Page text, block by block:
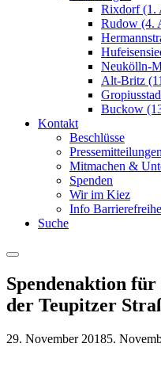
Rixdorf (1.
Rudow (4.
Neukölln-
Alt-Britz
Buckow
Kontakt
Beschlüsse
Pressemitteilungen
Mitmachen &
Spenden
Wir im Kiez
Info
Suche
Menu
Spendenaktion
der Teupitzer
29. November 20185.